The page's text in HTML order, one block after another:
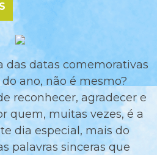
das datas comemorativas
ano, não é mesmo?
reconhecer, agradecer e
quem, muitas vezes, é a
dia especial, mais do
palavras sinceras que